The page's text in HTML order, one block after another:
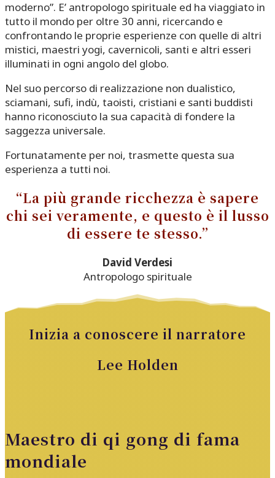
moderno”. E’ antropologo spirituale ed ha viaggiato in
tutto il mondo per oltre 30 anni, ricercando e
confrontando le proprie esperienze con quelle di altri
mistici, maestri yogi, cavernicoli, santi e altri esseri
illuminati in ogni angolo del globo.
Nel suo percorso di realizzazione non dualistico,
sciamani, sufi, indù, taoisti, cristiani e santi buddisti
hanno riconosciuto la sua capacità di fondere la
saggezza universale.
Fortunatamente per noi, trasmette questa sua
esperienza a tutti noi.
“La più grande ricchezza è sapere
chi sei veramente, e questo è il lusso
di essere te stesso.”
David Verdesi
Antropologo spirituale
Inizia a conoscere il narratore
Lee Holden
Maestro di qi gong di fama
mondiale